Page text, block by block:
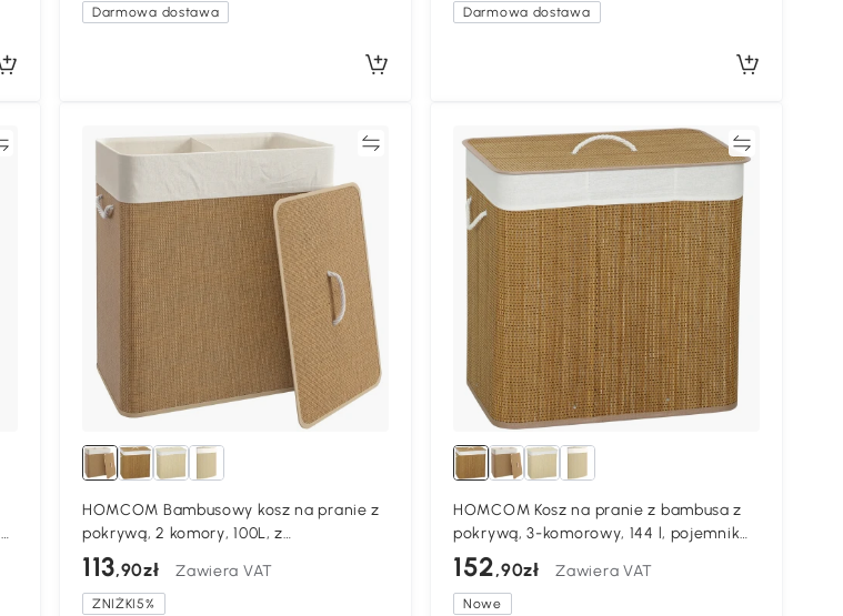
Darmowa dostawa Darmowa dostawa
Porównywać
HOMCOM Bambusowy kosz na pranie z
pokrywą, 2 komory, 100L, z
wyjmowanym workiem na pranie
113,90zł Zawiera VAT
ZNIŻKI5%
Porównywać
HOMCOM Kosz na pranie z bambusa z
pokrywą, 3-komorowy, 144 l, pojemnik
na pranie z uchwytami z liny,
wyjmowany worek na pranie
152,90zł Zawiera VAT
Nowe